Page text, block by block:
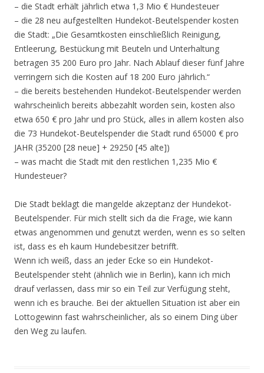
– die Stadt erhält jährlich etwa 1,3 Mio € Hundesteuer
– die 28 neu aufgestellten Hundekot-Beutelspender kosten
die Stadt: „Die Gesamtkosten einschließlich Reinigung,
Entleerung, Bestückung mit Beuteln und Unterhaltung
betragen 35 200 Euro pro Jahr. Nach Ablauf dieser fünf Jahre
verringern sich die Kosten auf 18 200 Euro jährlich.“
– die bereits bestehenden Hundekot-Beutelspender werden
wahrscheinlich bereits abbezahlt worden sein, kosten also
etwa 650 € pro Jahr und pro Stück, alles in allem kosten also
die 73 Hundekot-Beutelspender die Stadt rund 65000 € pro
JAHR (35200 [28 neue] + 29250 [45 alte])
– was macht die Stadt mit den restlichen 1,235 Mio €
Hundesteuer?
Die Stadt beklagt die mangelde akzeptanz der Hundekot-
Beutelspender. Für mich stellt sich da die Frage, wie kann
etwas angenommen und genutzt werden, wenn es so selten
ist, dass es eh kaum Hundebesitzer betrifft.
Wenn ich weiß, dass an jeder Ecke so ein Hundekot-
Beutelspender steht (ähnlich wie in Berlin), kann ich mich
drauf verlassen, dass mir so ein Teil zur Verfügung steht,
wenn ich es brauche. Bei der aktuellen Situation ist aber ein
Lottogewinn fast wahrscheinlicher, als so einem Ding über
den Weg zu laufen.